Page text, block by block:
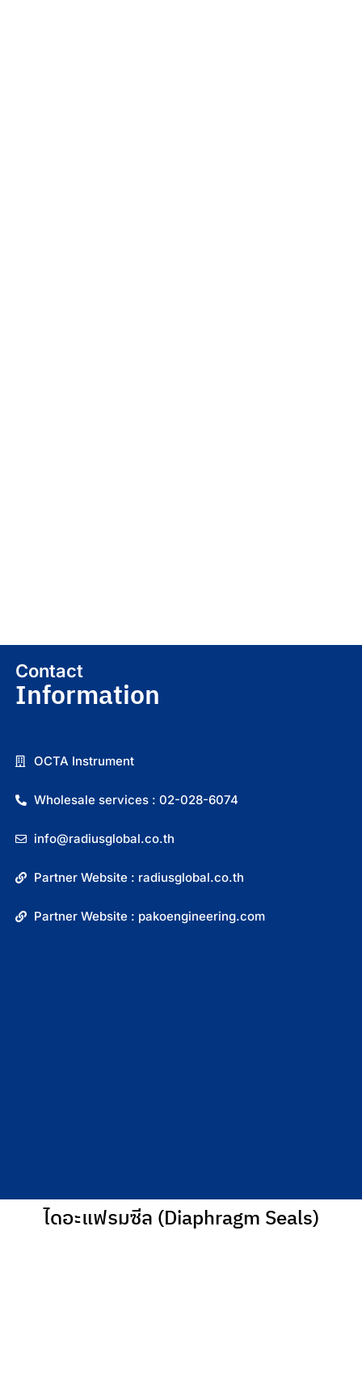
Contact
Information
OCTA Instrument
Wholesale services : 02-028-6074
info@radiusglobal.co.th
Partner Website : radiusglobal.co.th
Partner Website : pakoengineering.com
ไดอะแฟรมซีล (Diaphragm Seals)